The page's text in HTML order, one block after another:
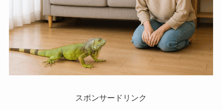
スポンサードリンク